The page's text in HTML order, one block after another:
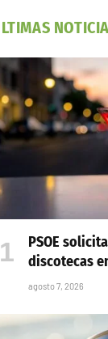
PSOE
discotecas
agosto 7, 2026